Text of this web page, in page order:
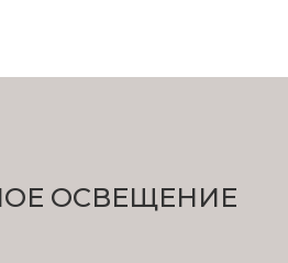
ОСВЕЩЕНИЕ